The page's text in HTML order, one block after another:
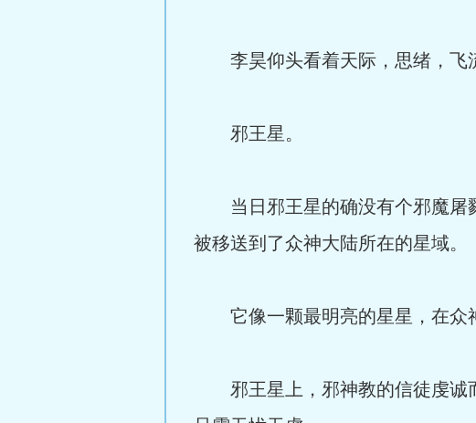
李昊仰头看着天际，思绪，飞
邪王星。
当日邪王星的确没有个邪魔屠
被移送到了众神大陆所在的星域。
它像一颗最明亮的星星，在众
邪王星上，邪神教的信徒虔诚